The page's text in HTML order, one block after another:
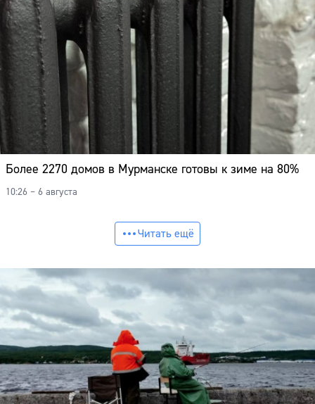
Более 2270 домов в Мурманске готовы к зиме на 80%
10:26 – 6 августа
Читать ещё